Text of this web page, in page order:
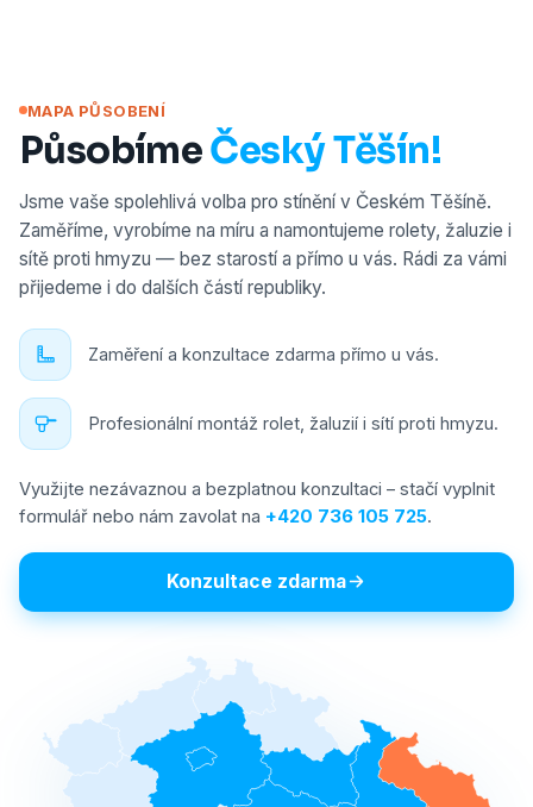
MAPA PŮSOBENÍ
PůsobímeČeský Těšín!
Jsme vaše spolehlivá volba pro stínění v Českém Těšíně.
Zaměříme, vyrobíme na míru a namontujeme rolety, žaluzie i
sítě proti hmyzu — bez starostí a přímo u vás. Rádi za vámi
přijedeme i do dalších částí republiky.
Zaměření a konzultace zdarma přímo u vás.
Profesionální montáž rolet, žaluzií i sítí proti hmyzu.
Využijte nezávaznou a bezplatnou konzultaci – stačí vyplnit
formulář nebo nám zavolat na +420 736 105 725.
Konzultace zdarma